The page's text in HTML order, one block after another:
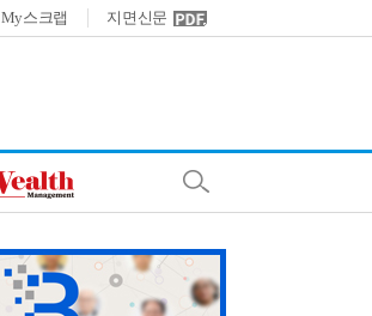
My스크랩 지면신문